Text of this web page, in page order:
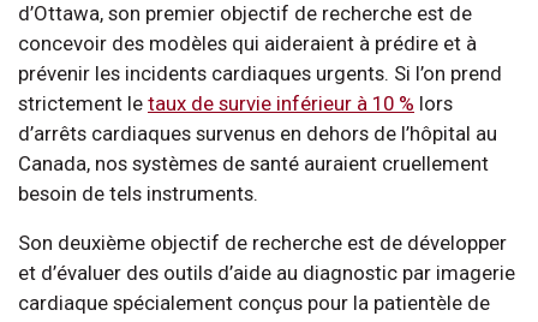
d’Ottawa, son premier objectif de recherche est de
concevoir des modèles qui aideraient à prédire et à
prévenir les incidents cardiaques urgents. Si l’on prend
strictement le taux de survie inférieur à 10 % lors
d’arrêts cardiaques survenus en dehors de l’hôpital au
Canada, nos systèmes de santé auraient cruellement
besoin de tels instruments.
Son deuxième objectif de recherche est de développer
et d’évaluer des outils d’aide au diagnostic par imagerie
cardiaque spécialement conçus pour la patientèle de